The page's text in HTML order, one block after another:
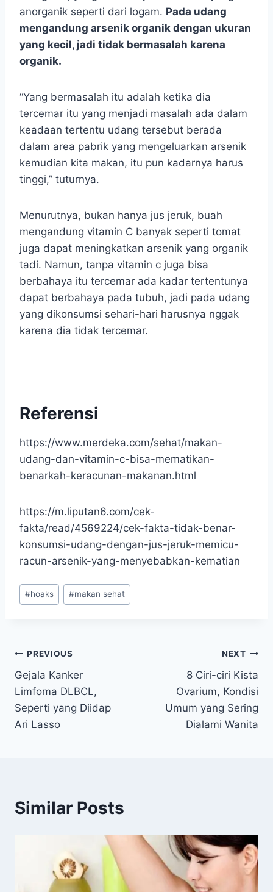
anorganik seperti dari logam. Pada udang
mengandung arsenik organik dengan ukuran
yang kecil, jadi tidak bermasalah karena
organik.
“Yang bermasalah itu adalah ketika dia
tercemar itu yang menjadi masalah ada dalam
keadaan tertentu udang tersebut berada
dalam area pabrik yang mengeluarkan arsenik
kemudian kita makan, itu pun kadarnya harus
tinggi,” tuturnya.
Menurutnya, bukan hanya jus jeruk, buah
mengandung vitamin C banyak seperti tomat
juga dapat meningkatkan arsenik yang organik
tadi. Namun, tanpa vitamin c juga bisa
berbahaya itu tercemar ada kadar tertentunya
dapat berbahaya pada tubuh, jadi pada udang
yang dikonsumsi sehari-hari harusnya nggak
karena dia tidak tercemar.
Referensi
https://www.merdeka.com/sehat/makan-
udang-dan-vitamin-c-bisa-mematikan-
benarkah-keracunan-makanan.html
https://m.liputan6.com/cek-
fakta/read/4569224/cek-fakta-tidak-benar-
konsumsi-udang-dengan-jus-jeruk-memicu-
racun-arsenik-yang-menyebabkan-kematian
Post
Tags:
#hoaks #makan sehat
Navigasi
pos
PREVIOUS
Gejala Kanker
Limfoma DLBCL,
Seperti yang Diidap
Ari Lasso
NEXT
8 Ciri-ciri Kista
Ovarium, Kondisi
Umum yang Sering
Dialami Wanita
Similar Posts